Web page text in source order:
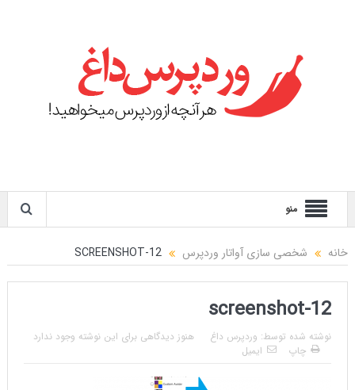
منو
خانه شخصی سازی آواتار وردپرس SCREENSHOT-12
screenshot-12
نوشته شده توسط: وردپرس داغ
هنوز دیدگاهی برای این نوشته وجود ندارد
چاپ
ایمیل